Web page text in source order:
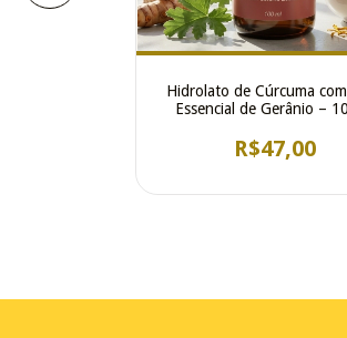
Hidrolato de Cúrcuma
Essencial de Gerânio –
R$47,00